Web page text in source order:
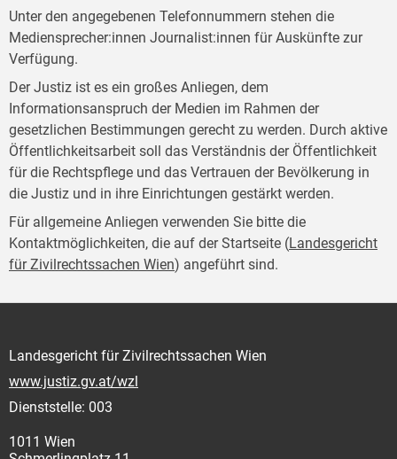
Unter den angegebenen Telefonnummern stehen die
Mediensprecher:innen Journalist:innen für Auskünfte zur
Verfügung.
Der Justiz ist es ein großes Anliegen, dem
Informationsanspruch der Medien im Rahmen der
gesetzlichen Bestimmungen gerecht zu werden. Durch aktive
Öffentlichkeitsarbeit soll das Verständnis der Öffentlichkeit
für die Rechtspflege und das Vertrauen der Bevölkerung in
die Justiz und in ihre Einrichtungen gestärkt werden.
Für allgemeine Anliegen verwenden Sie bitte die
Kontaktmöglichkeiten, die auf der Startseite (Landesgericht
für Zivilrechtssachen Wien) angeführt sind.
Landesgericht für Zivilrechtssachen Wien
www.justiz.gv.at/wzl
Dienststelle: 003
1011 Wien